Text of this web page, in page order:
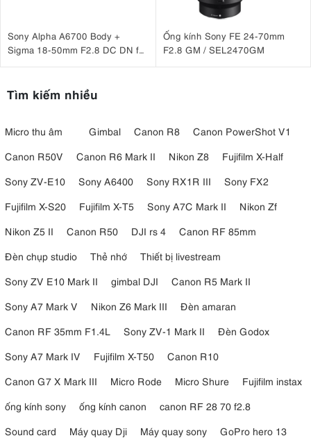
Sony Alpha A6700 Body +
Sigma 18-50mm F2.8 DC DN for
Ống kính Sony FE 24-70mm
F2.8 GM / SEL2470GM
Tìm kiếm nhiều
Micro thu âm Gimbal Canon R8
Canon PowerShot V1
Canon R50V
Canon R6 Mark II Nikon Z8
Fujifilm X-Half
Sony ZV-E10
Sony A6400 Sony RX1R III
Sony FX2
Fujifilm X-S20
Fujifilm X-T5 Sony A7C Mark II
Nikon Zf
Nikon Z5 II
Canon R50 DJI rs 4
Canon RF 85mm
Đèn chụp studio
Thẻ nhớ
Thiết bị livestream
Sony ZV E10 Mark II
gimbal DJI
Canon R5 Mark II
Sony A7 Mark V
Nikon Z6 Mark III
Đèn amaran
Canon RF 35mm F1.4L
Sony ZV-1 Mark II
Đèn Godox
Sony A7 Mark IV
Fujifilm X-T50
Canon R10
Canon G7 X Mark III
Micro Rode Micro Shure
Fujifilm instax
ống kính sony
ống kính canon
canon RF 28 70 f2.8
Sound card
Máy quay Dji Máy quay sony
GoPro hero 13